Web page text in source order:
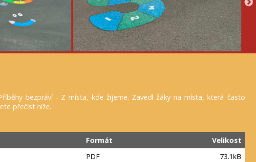
bezpráví - Z místa, kde žijeme. Zavedl žáky na místa, která často
přečíst níže.
Formát
Velikost
PDF
73.1kB